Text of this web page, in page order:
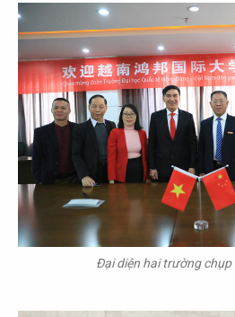
Đại diện hai trường chụp